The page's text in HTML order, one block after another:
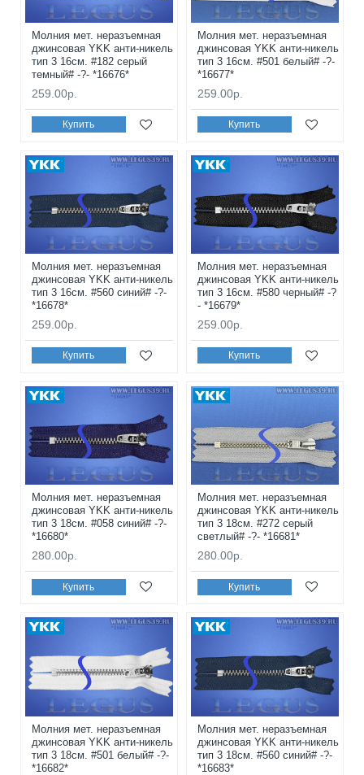
Молния мет. неразъемная
джинсовая YKK анти-никель
тип 3 16см. #182 серый
темный# -?- *16676*
259.00р.
Купить
Молния мет. неразъемная
джинсовая YKK анти-никель
тип 3 16см. #501 белый# -?-
*16677*
259.00р.
Купить
Молния мет. неразъемная
джинсовая YKK анти-никель
тип 3 16см. #560 синий# -?-
*16678*
259.00р.
Купить
Молния мет. неразъемная
джинсовая YKK анти-никель
тип 3 16см. #580 черный# -?
- *16679*
259.00р.
Купить
Молния мет. неразъемная
джинсовая YKK анти-никель
тип 3 18см. #058 синий# -?-
*16680*
280.00р.
Купить
Молния мет. неразъемная
джинсовая YKK анти-никель
тип 3 18см. #272 серый
светлый# -?- *16681*
280.00р.
Купить
Молния мет. неразъемная
джинсовая YKK анти-никель
тип 3 18см. #501 белый# -?-
*16682*
Молния мет. неразъемная
джинсовая YKK анти-никель
тип 3 18см. #560 синий# -?-
*16683*